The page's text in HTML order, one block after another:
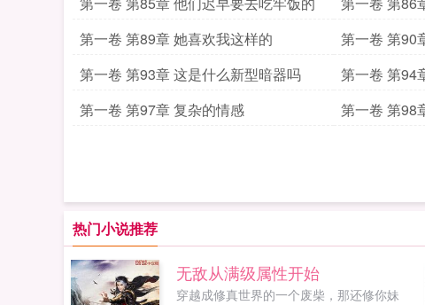
第一卷 第89章 她喜欢我这样的 第一卷 第90
第一卷 第93章 这是什么新型暗器吗
第一卷 第94
第一卷 第97章 复杂的情感
第一卷 第98
热门小说推荐
无敌从满级属性开始
穿越成修真世界的一个废柴，那还修你妹